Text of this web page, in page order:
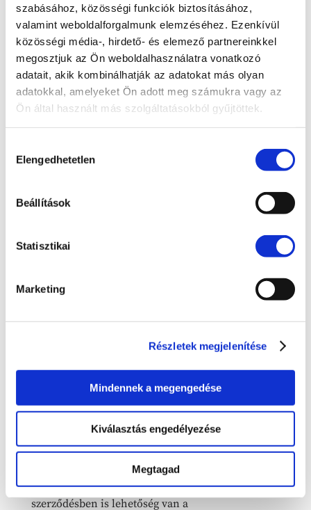
szabásához, közösségi funkciók biztosításához,
valamint weboldalforgalmunk elemzéséhez. Ezenkívül
közösségi média-, hirdető- és elemező partnereinkkel
megosztjuk az Ön weboldalhasználatra vonatkozó
adatait, akik kombinálhatják az adatokat más olyan
adatokkal, amelyeket Ön adott meg számukra vagy az
Ön által használt más szolgáltatásokból gyűjtöttek.
kiválasztása
Elengedhetetlen
Beállítások
Statisztikai
Marketing
Részletek megjelenítése
Mindennek a megengedése
Kiválasztás engedélyezése
Megtagad
a kártérítés mértékének megállapításánál az eset
összes körülményeit figyelembe kell venni. A
leltárfelelősségi megállapodás pedig akkor szűnik
meg, ha a munkavállaló munkakörének
megváltozása folytán a leltári készletet már nem
kezeli. Csoportos leltárfelelősségről is
beszélhetünk. Ez a fajta leltárfelelősség a leltárért
felelősséggel tartozó személyek száma szerint
megállapodás
kártérítés mértéke nem haladhatja meg a
megállapodásban rögzíthető a felelősség
arányában felelnek.
A munkáltató a leltárhiánnyal kapcsolatos
kártérítési igényét határidőhöz kötötten,
érvényesítheti. Büntetőeljárás indítása esetén e
határidő harminc nap és a nyomozó hatóság vagy
a bíróság jogerős határozatának közlését követő
napon kezdődik.
Rendkívüli méltánylást érdemlő körülmények
esetén a kártérítés mérsékelhető. Kollektív
szerződésben is lehetőség van a